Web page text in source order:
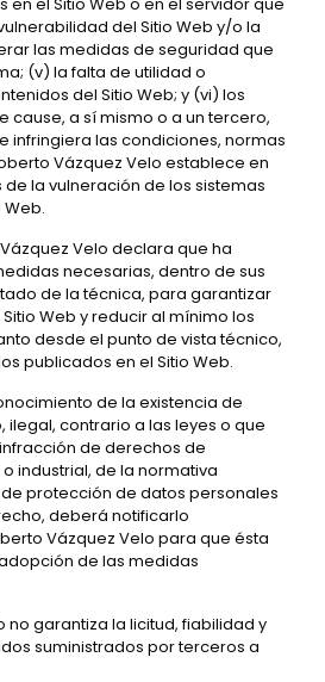
del Sitio Web y/o la
las medidas de seguridad que
(v) la falta de utilidad o
del Sitio Web; y (vi) los
cause, a sí mismo o a un tercero,
infringiera las condiciones, normas
Vázquez Velo establece en
de la vulneración de los sistemas
Velo declara que ha
necesarias, dentro de sus
de la técnica, para garantizar
Web y reducir al mínimo los
desde el punto de vista técnico,
publicados en el Sitio Web.
de la existencia de
ilegal, contrario a las leyes o que
de derechos de
industrial, de la normativa
protección de datos personales
deberá notificarlo
Vázquez Velo para que ésta
de las medidas
no garantiza la licitud, fiabilidad y
suministrados por terceros a